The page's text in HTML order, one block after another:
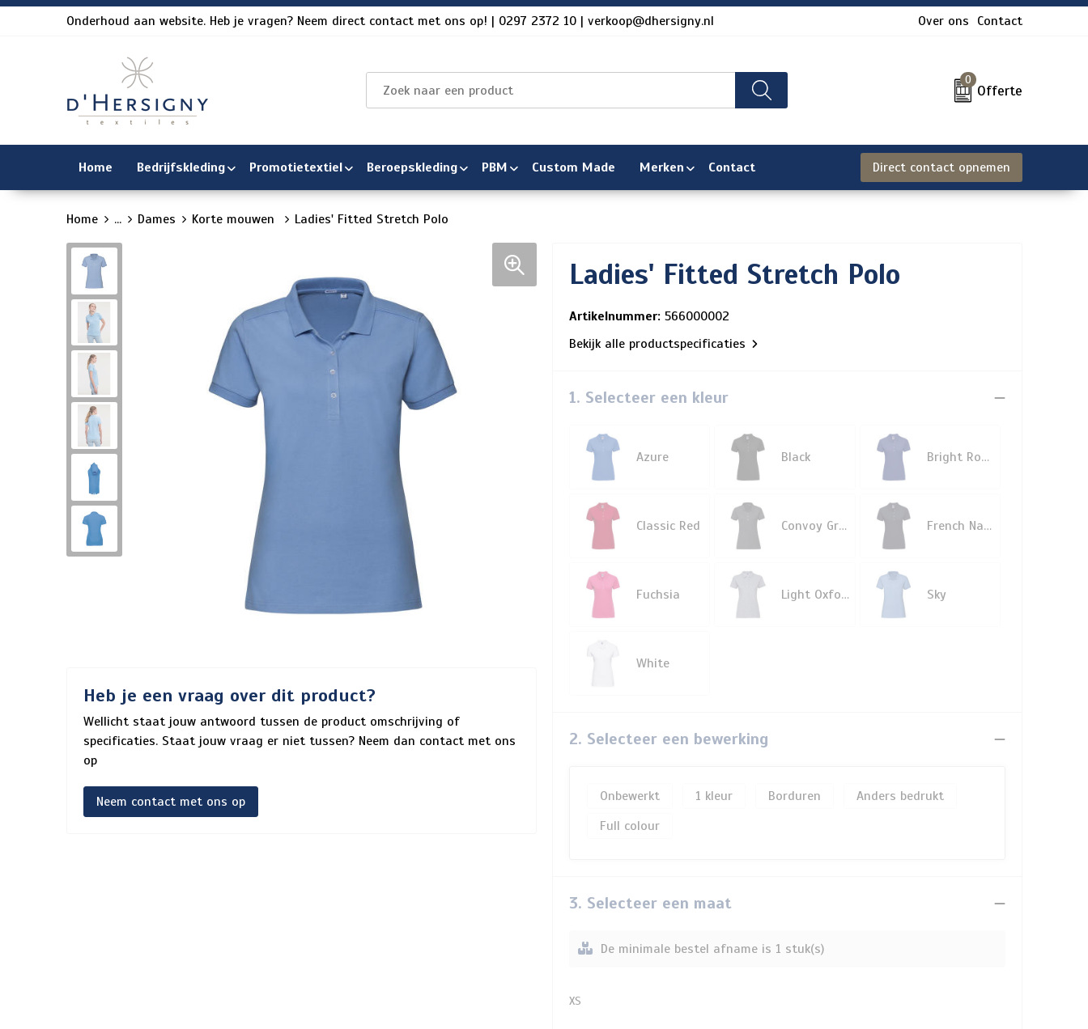
Onderhoud aan website. Heb je vragen? Neem direct contact met ons op! | 0297 2372 10 | verkoop@dhersigny.nl Over ons Contact
0
Offerte
Home Bedrijfskleding Promotietextiel Beroepskleding PBM Custom Made Merken Contact Direct contact opnemen
Home ... Dames Korte mouwen Ladies' Fitted Stretch Polo
Heb je een vraag over dit product?
Wellicht staat jouw antwoord tussen de product omschrijving of
specificaties. Staat jouw vraag er niet tussen? Neem dan contact met ons
op
Neem contact met ons op
Ladies' Fitted Stretch Polo
Artikelnummer: 566000002
Bekijk alle productspecificaties
1. Selecteer een kleur
Azure Black Bright Royal
Classic Red Convoy Grey French Navy
Fuchsia Light Oxford Sky
White
2. Selecteer een bewerking
Onbewerkt 1 Borduren
Anders bedrukt
Full colour
3. Selecteer een maat
De minimale bestel afname is 1 stuk(s)
XS